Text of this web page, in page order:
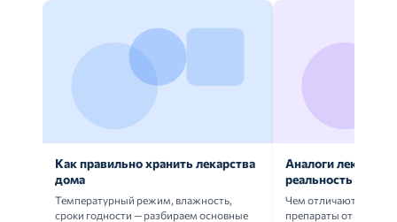
Как правильно хранить лекарства
дома
Температурный режим, влажность,
сроки годности — разбираем основные
Аналоги
реальность
Чем отличаются
препараты от